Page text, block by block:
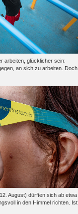
arbeiten, glücklicher sein:
an sich zu arbeiten. Doch
August) dürften sich ab etwa
in den Himmel richten. Ist